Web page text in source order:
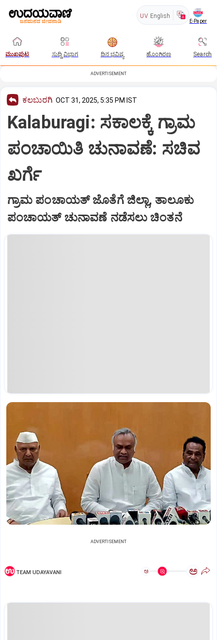
UV English
E-Paper
ಮುಖಪುಟ ಸುದ್ದಿ ವಿಭಾಗ ದಿನ ಭವಿಷ್ಯ ಹೊಂಗಿರಣ Search
ADVERTISEMENT
ಕಲಬುರಗಿ OCT 31, 2025, 5:35 PM IST
Kalaburagi: ಸಕಾಲಕ್ಕೆ ಗ್ರಾಮ
ಪಂಚಾಯಿತಿ ಚುನಾವಣೆ: ಸಚಿವ
ಖರ್ಗೆ
ಗ್ರಾಮ ಪಂಚಾಯತ್ ಜೊತೆಗೆ ಜಿಲ್ಲಾ, ತಾಲೂಕು
ಪಂಚಾಯತ್ ಚುನಾವಣೆ ನಡೆಸಲು ಚಿಂತನೆ
ADVERTISEMENT
TEAM UDAYAVANI ಅ ಅ